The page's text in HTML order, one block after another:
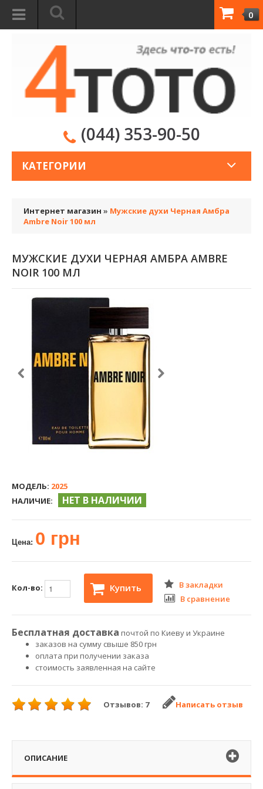
0
(044) 353-90-50
КАТЕГОРИИ
Интернет магазин » Мужские духи Черная Амбра
Ambre Noir 100 мл
МУЖСКИЕ ДУХИ ЧЕРНАЯ АМБРА AMBRE
NOIR 100 МЛ
МОДЕЛЬ: 2025
НАЛИЧИЕ:
НЕТ В НАЛИЧИИ
Цена: 0 грн
Кол-во: Купить
В закладки
В сравнение
Бесплатная доставка почтой по Киеву и Украине
заказов на сумму свыше 850 грн
оплата при получении заказа
стоимость заявленная на сайте
Отзывов: 7 Написать отзыв
ОПИСАНИЕ